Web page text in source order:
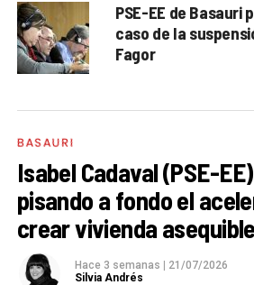
PSE-EE de Basauri
caso de la
Fagor
BASAURI
Isabel Cadaval (PSE-
pisando a fondo el
crear vivienda
Hace 3 semanas
21/07/2026
Silvia Andrés